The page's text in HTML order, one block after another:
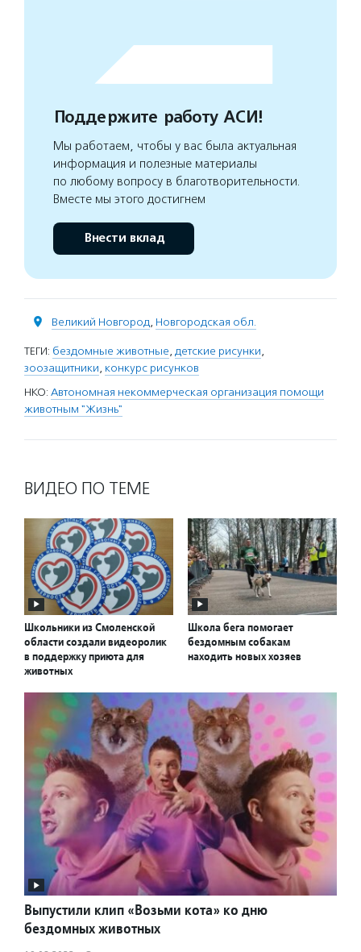
Поддержите работу АСИ!
Мы работаем, чтобы у вас была актуальная
информация и полезные материалы
по любому вопросу в благотворительности.
Вместе мы этого достигнем
Внести вклад
Великий Новгород, Новгородская обл.
ТЕГИ: бездомные животные, детские рисунки,
зоозащитники, конкурс рисунков
НКО: Автономная некоммерческая организация помощи
животным "Жизнь"
ВИДЕО ПО ТЕМЕ
Школьники из Смоленской
области создали видеоролик
в поддержку приюта для
животных
Школа бега помогает
бездомным собакам
находить новых хозяев
Выпустили клип «Возьми кота» ко дню
бездомных животных